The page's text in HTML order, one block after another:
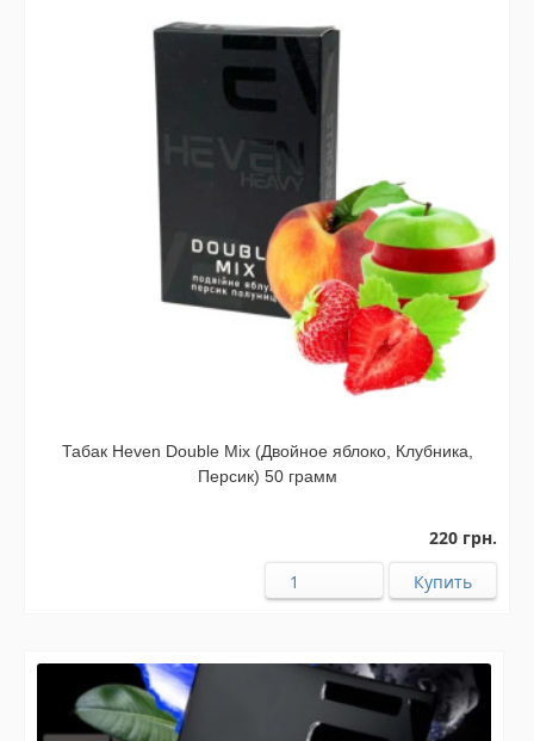
Табак Heven Double Mix (Двойное яблоко, Клубника,
Персик) 50 грамм
220 грн.